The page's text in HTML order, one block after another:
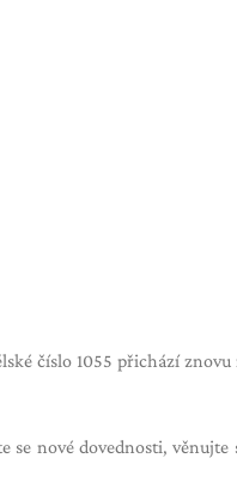
číslo 1055 přichází
se nové dovednosti,